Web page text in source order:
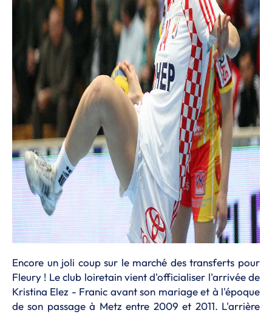
Encore un joli coup sur le marché des transferts pour
Fleury ! Le club loiretain vient d'officialiser l'arrivée de
Kristina Elez - Franic avant son mariage et à l'époque
de son passage à Metz entre 2009 et 2011. L'arrière